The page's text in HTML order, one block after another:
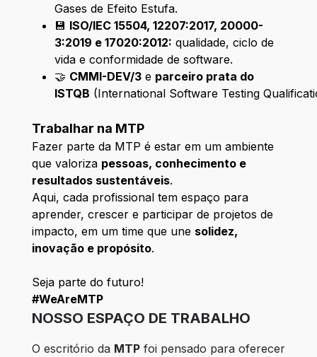
Gases de Efeito Estufa.
💾 ISO/IEC 15504, 12207:2017, 20000-
3:2019 e 17020:2012: qualidade, ciclo de
vida e conformidade de software.
🤝 CMMI-DEV/3e parceiro prata do
ISTQB (International Software Testing
Trabalhar na MTP
Fazer parte da MTP é estar em um ambiente
que valoriza pessoas, conhecimento e
resultados sustentáveis.
Aqui, cada profissional tem espaço para
aprender, crescer e participar de projetos de
impacto, em um time que une solidez,
inovação e propósito.
Seja parte do futuro!
#WeAreMTP
NOSSO ESPAÇO DE TRABALHO
O escritório da MTP foi pensado para oferecer